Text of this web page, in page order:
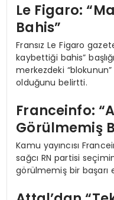
Le Figaro:
Bahis”
Fransız Le Figaro
kaybettiği bahis”
merkezdeki
olduğunu belirtti.
Franceinfo:
Görülmemiş
Kamu yayıncısı
sağcı RN partisi
görülmemiş bir başarı